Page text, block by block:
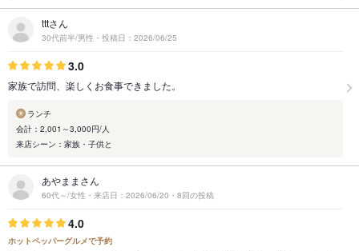
tttさん
30代前半/男性・投稿日：2026/06/25
3.0
家族で訪問、楽しくお食事できました。
ランチ
会計：2,001～3,000円/人
来店シーン：家族・子供と
あやままさん
60代～/女性・来店日：2026/06/20・8回の投稿
4.0
ホットペッパーグルメで予約